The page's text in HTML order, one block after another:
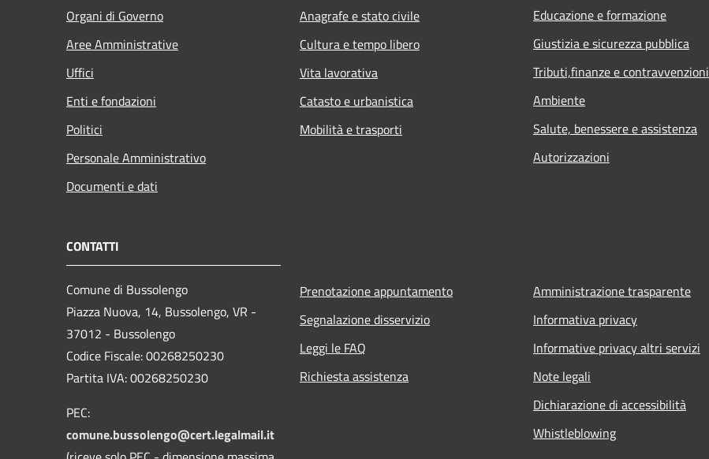
Organi di Governo
Aree Amministrative
Uffici
Enti e fondazioni
Politici
Personale Amministrativo
Documenti e dati
Anagrafe e stato civile
Cultura e tempo libero
Vita lavorativa
Catasto e urbanistica
Mobilità e trasporti
Educazione e formazione
Giustizia e sicurezza pubblica
Tributi,finanze e contravvenzioni
Ambiente
Salute, benessere e assistenza
Autorizzazioni
CONTATTI
Comune di Bussolengo
Piazza Nuova, 14, Bussolengo, VR -
37012 - Bussolengo
Codice Fiscale: 00268250230
Partita IVA: 00268250230
PEC:
comune.bussolengo@cert.legalmail.it
Prenotazione appuntamento
Segnalazione disservizio
Leggi le FAQ
Richiesta assistenza
Amministrazione trasparente
Informativa privacy
Informative privacy altri servizi
Note legali
Dichiarazione di accessibilità
Whistleblowing